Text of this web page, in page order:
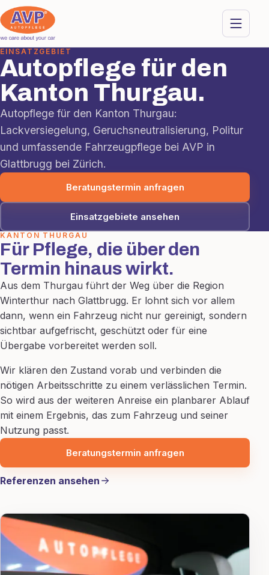
EINSATZGEBIET
Autopflege für den
Kanton Thurgau.
Autopflege für den Kanton Thurgau:
Lackversiegelung, Geruchsneutralisierung, Politur
und umfassende Fahrzeugpflege bei AVP in
Glattbrugg bei Zürich.
Beratungstermin anfragen
Einsatzgebiete ansehen
KANTON THURGAU
Für Pflege, die über den
Termin hinaus wirkt.
Aus dem Thurgau führt der Weg über die Region
Winterthur nach Glattbrugg. Er lohnt sich vor allem
dann, wenn ein Fahrzeug nicht nur gereinigt, sondern
sichtbar aufgefrischt, geschützt oder für eine
Übergabe vorbereitet werden soll.
Wir klären den Zustand vorab und verbinden die
nötigen Arbeitsschritte zu einem verlässlichen Termin.
So wird aus der weiteren Anreise ein planbarer Ablauf
mit einem Ergebnis, das zum Fahrzeug und seiner
Nutzung passt.
Beratungstermin anfragen
Referenzen ansehen